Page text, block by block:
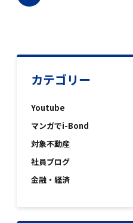
カテゴリー
Youtube
マンガでi-Bond
対象不動産
社員ブログ
金融・経済